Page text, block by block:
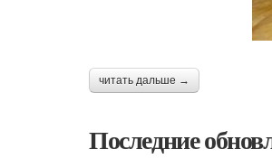
читать дальше →
Последние